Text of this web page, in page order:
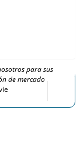
para sus
de mercado